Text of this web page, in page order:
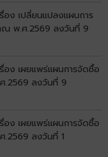
อง เปลี่ยนแปลงแผนการ
ณ พ.ศ.2569 ลงวันที่ 9
รื่อง เผยแพร่แผนการจัดซื้อ
.2569 ลงวันที่ 9
รื่อง เผยแพร่แผนการจัดซื้อ
.2569 ลงวันที่ 1